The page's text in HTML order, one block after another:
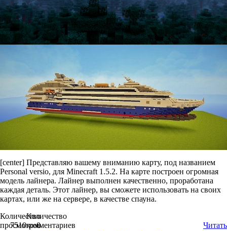
[center] Представляю вашему вниманию карту, под названием
Personal versio, для Minecraft 1.5.2. На карте построен огромная
модель лайнера. Лайнер выполнен качественно, проработана
каждая деталь. Этот лайнер, вы сможете использовать на своих
картах, или же на сервере, в качестве спауна.
Количество
просмотров
7510
Количество
комментариев
0 Читать